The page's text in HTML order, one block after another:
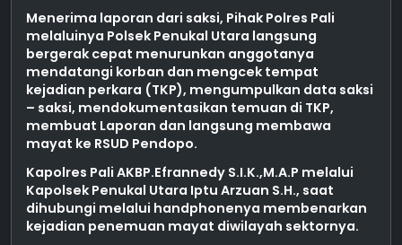
Menerima laporan dari saksi, Pihak Polres Pali
melaluinya Polsek Penukal Utara langsung
bergerak cepat menurunkan anggotanya
mendatangi korban dan mengcek tempat
kejadian perkara (TKP), mengumpulkan data saksi
– saksi, mendokumentasikan temuan di TKP,
membuat Laporan dan langsung membawa
mayat ke RSUD Pendopo.
Kapolres Pali AKBP.Efrannedy S.I.K.,M.A.P melalui
Kapolsek Penukal Utara Iptu Arzuan S.H., saat
dihubungi melalui handphonenya membenarkan
kejadian penemuan mayat diwilayah sektornya.